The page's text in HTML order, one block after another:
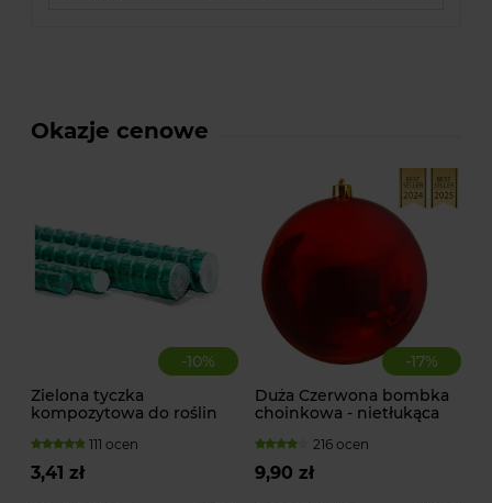
Okazje cenowe
-10%
Zielona tyczka
kompozytowa do roślin
111 ocen
3,41 zł
-17%
Duża Czerwona bombka
choinkowa - nietłukąca
216 ocen
9,90 zł